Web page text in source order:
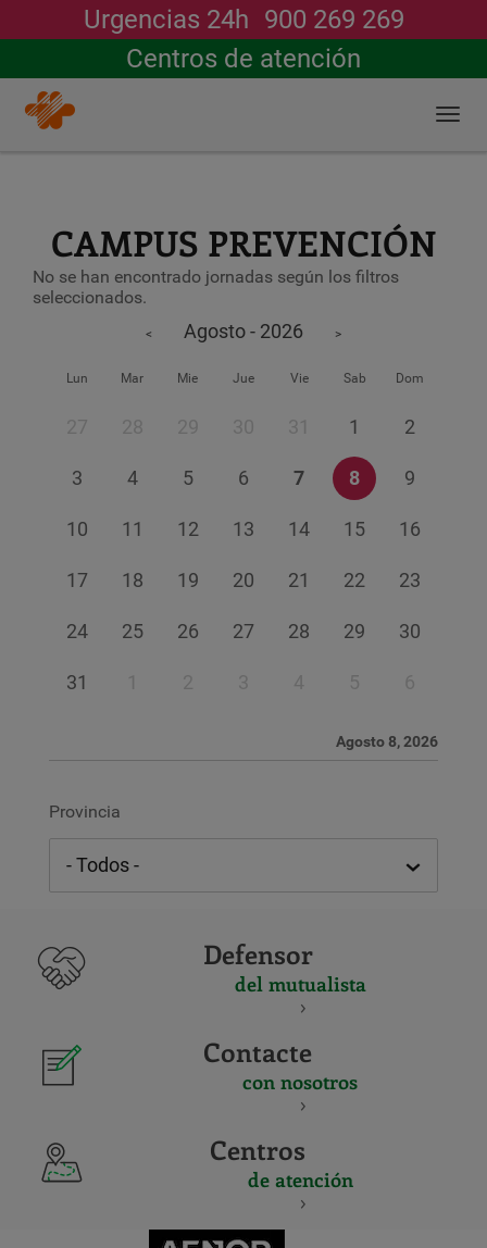
Urgencias 24h 900 269 269
Centros de atención
Buscar
CAMPUS PREVENCIÓN
No se han encontrado jornadas según los filtros
seleccionados.
< Agosto - 2026 >
Lun Mar Mie Jue Vie Sab Dom
27 28 29 30 31 1 2
3 4 5 6 7 8 9
10 11 12 13 14 15 16
17 18 19 20 21 22 23
24 25 26 27 28 29 30
31 1 2 3 4 5 6
Agosto 8, 2026
Provincia
Defensor
del mutualista
Contacte
con nosotros
Centros
de atención